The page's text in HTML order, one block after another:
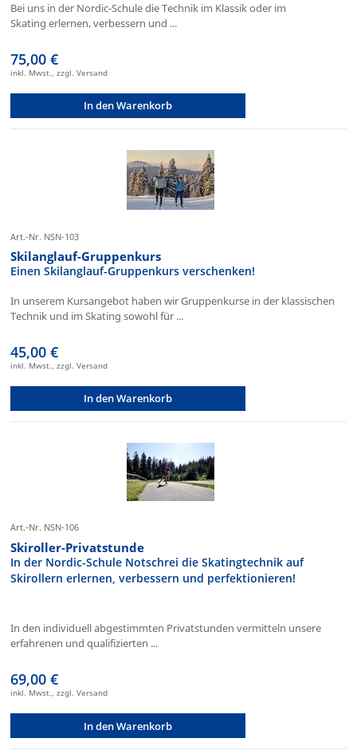
Bei uns in der Nordic-Schule die Technik im Klassik oder im
Skating erlernen, verbessern und ...
75,00 €
inkl. Mwst., zzgl. Versand
In den Warenkorb
Art.-Nr. NSN-103
Skilanglauf-Gruppenkurs
Einen Skilanglauf-Gruppenkurs verschenken!
In unserem Kursangebot haben wir Gruppenkurse in der klassischen
Technik und im Skating sowohl für ...
45,00 €
inkl. Mwst., zzgl. Versand
In den Warenkorb
Art.-Nr. NSN-106
Skiroller-Privatstunde
In der Nordic-Schule Notschrei die Skatingtechnik auf
Skirollern erlernen, verbessern und perfektionieren!
In den individuell abgestimmten Privatstunden vermitteln unsere
erfahrenen und qualifizierten ...
69,00 €
inkl. Mwst., zzgl. Versand
In den Warenkorb